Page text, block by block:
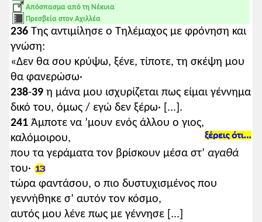
Απόσπασμα από τη Νέκυια
Πρεσβεία στον Αχιλλέα
236 Της αντιμίλησε ο Τηλέμαχος με φρόνηση και
γνώση:
«Δεν θα σου κρύψω, ξένε, τίποτε, τη σκέψη μου
θα φανερώσω·
238-39 η μάνα μου ισχυρίζεται πως είμαι γέννημα
δικό του, όμως / εγώ δεν ξέρω· [...].
241 Άμποτε να ’μουν ενός άλλου ο γιος,
καλόμοιρου,
που τα γεράματα τον βρίσκουν μέσα στ’ αγαθά
του·
τώρα φαντάσου, ο πιο δυστυχισμένος που
γεννήθηκε σ’ αυτόν τον κόσμο,
αυτός μου λένε πως με γέννησε [...]